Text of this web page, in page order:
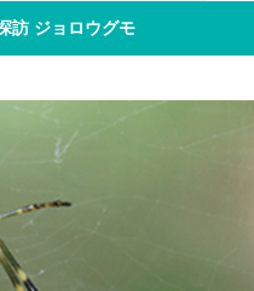
訪 ジョロウグモ